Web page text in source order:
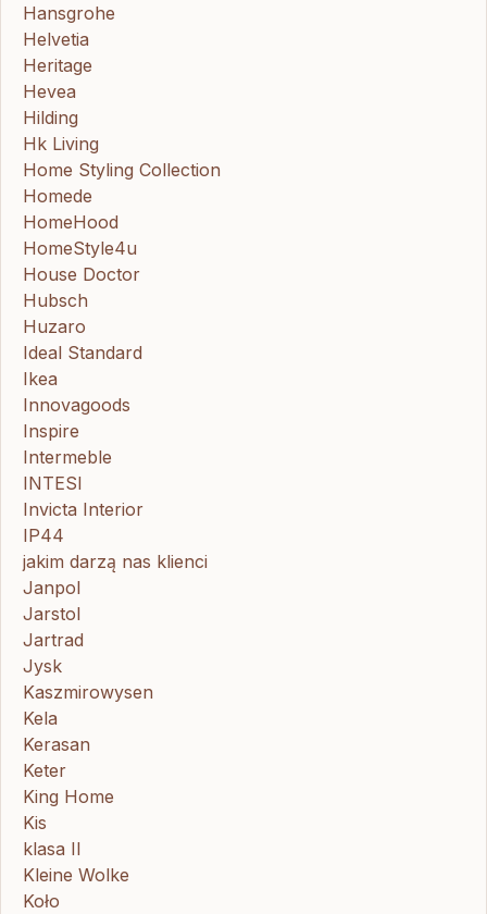
Hansgrohe
Helvetia
Heritage
Hevea
Hilding
Hk Living
Home Styling Collection
Homede
HomeHood
HomeStyle4u
House Doctor
Hubsch
Huzaro
Ideal Standard
Ikea
Innovagoods
Inspire
Intermeble
INTESI
Invicta Interior
IP44
jakim darzą nas klienci
Janpol
Jarstol
Jartrad
Jysk
Kaszmirowysen
Kela
Kerasan
Keter
King Home
Kis
klasa II
Kleine Wolke
Koło